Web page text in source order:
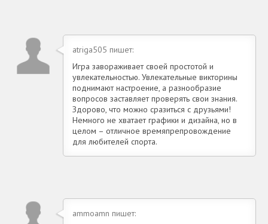
atriga505 пишет:
Игра завораживает своей простотой и
увлекательностью. Увлекательные викторины
поднимают настроение, а разнообразие
вопросов заставляет проверять свои знания.
Здорово, что можно сразиться с друзьями!
Немного не хватает графики и дизайна, но в
целом – отличное времяпрепровождение
для любителей спорта.
ammoamn пишет: